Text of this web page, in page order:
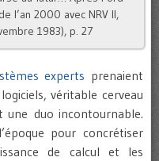
l’an 2000 avec NRV II,
1983), p. 27
experts prenaient
véritable cerveau
duo incontournable.
pour concrétiser
de calcul et les